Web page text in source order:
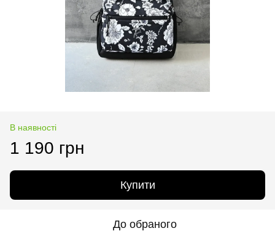
В наявності
1 190 грн
Купити
До обраного